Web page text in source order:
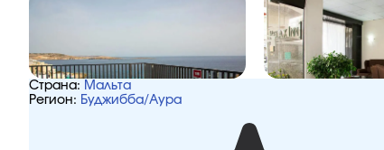
Страна: Мальта
Регион: Буджибба/Аура